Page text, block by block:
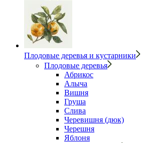
Плодовые деревья и кустарники
Плодовые деревья
Абрикос
Алыча
Вишня
Груша
Слива
Черевишня (дюк)
Черешня
Яблоня